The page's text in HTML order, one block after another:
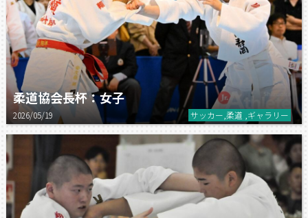
柔道協会長杯：女子
2026/05/19 サッカー,柔道 ,ギャラリー